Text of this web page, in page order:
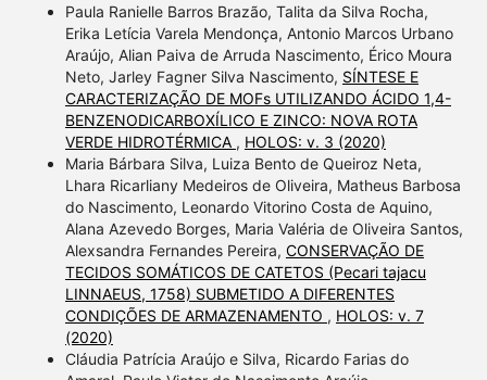
Paula Ranielle Barros Brazão, Talita da Silva Rocha,
Erika Letícia Varela Mendonça, Antonio Marcos Urbano
Araújo, Alian Paiva de Arruda Nascimento, Érico Moura
Neto, Jarley Fagner Silva Nascimento, SÍNTESE E
CARACTERIZAÇÃO DE MOFs UTILIZANDO ÁCIDO 1,4-
BENZENODICARBOXÍLICO E ZINCO: NOVA ROTA
VERDE HIDROTÉRMICA , HOLOS: v. 3 (2020)
Maria Bárbara Silva, Luiza Bento de Queiroz Neta,
Lhara Ricarliany Medeiros de Oliveira, Matheus Barbosa
do Nascimento, Leonardo Vitorino Costa de Aquino,
Alana Azevedo Borges, Maria Valéria de Oliveira Santos,
Alexsandra Fernandes Pereira, CONSERVAÇÃO DE
TECIDOS SOMÁTICOS DE CATETOS (Pecari tajacu
LINNAEUS, 1758) SUBMETIDO A DIFERENTES
CONDIÇÕES DE ARMAZENAMENTO , HOLOS: v. 7
(2020)
Cláudia Patrícia Araújo e Silva, Ricardo Farias do